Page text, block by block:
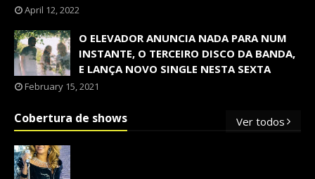
April 12, 2022
O ELEVADOR ANUNCIA NADA PARA NUM
INSTANTE, O TERCEIRO DISCO DA BANDA,
E LANÇA NOVO SINGLE NESTA SEXTA
February 15, 2021
Cobertura de shows Ver todos